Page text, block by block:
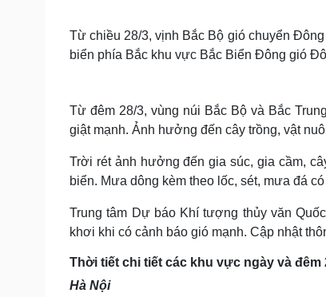
Từ chiều 28/3, vịnh Bắc Bộ gió chuyển
biển phía Bắc khu vực Bắc Biển Đông gió
Từ đêm 28/3, vùng núi Bắc Bộ và Bắc
giật mạnh. Ảnh hưởng đến cây trồng, vật
Trời rét ảnh hưởng đến gia súc, gia cầm,
biển. Mưa dông kèm theo lốc, sét, mưa đá
Trung tâm Dự báo Khí tượng thủy văn
khơi khi có cảnh báo gió mạnh. Cập nhật
Thời tiết chi tiết các khu vực ngày và đêm
Hà Nội